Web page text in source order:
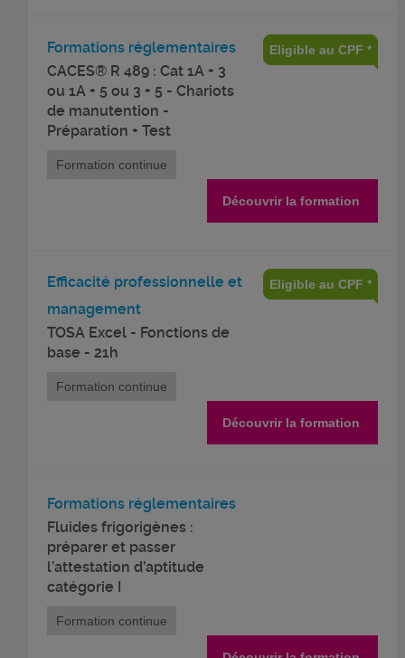
Formations réglementaires
CACES® R 489 : Cat 1A + 3
ou 1A + 5 ou 3 + 5 - Chariots
de manutention -
Préparation + Test
Eligible au CPF *
Formation continue
Découvrir la formation
Efficacité professionnelle et
management
TOSA Excel - Fonctions de
base - 21h
Eligible au CPF *
Formation continue
Découvrir la formation
Formations réglementaires
Fluides frigorigènes :
préparer et passer
l’attestation d’aptitude
catégorie I
Formation continue